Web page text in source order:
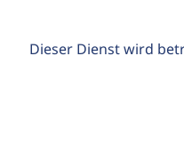
Dieser Dienst wird